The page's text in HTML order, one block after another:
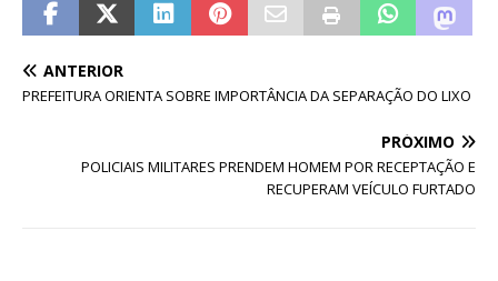
ANTERIOR
PREFEITURA ORIENTA SOBRE IMPORTÂNCIA DA SEPARAÇÃO DO LIXO
PRÓXIMO
POLICIAIS MILITARES PRENDEM HOMEM POR RECEPTAÇÃO E
RECUPERAM VEÍCULO FURTADO